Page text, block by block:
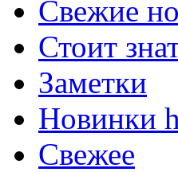
Свежие
Стоит
Заметки
Новинки
Свежее